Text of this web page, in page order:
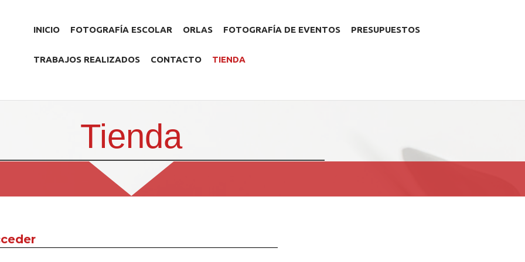
INICIO FOTOGRAFÍA ESCOLAR ORLAS FOTOGRAFÍA DE EVENTOS PRESUPUESTOS
TRABAJOS REALIZADOS CONTACTO TIENDA
Tienda